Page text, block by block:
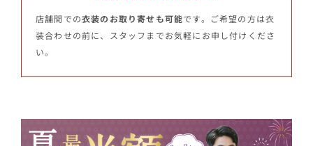
店舗間での衣装のお取り寄せも可能です。ご希望の方は衣
装合わせの前に、スタッフまでお気軽にお申し付けくださ
い。